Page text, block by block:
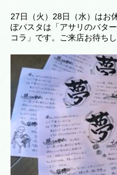
27日（火）28日（水）はお
ぽパスタは「アサリのバタ
コラ」です。ご来店お待ちし